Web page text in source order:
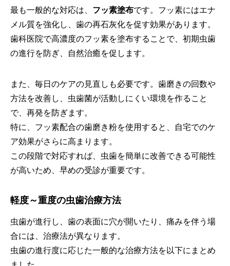
最も一般的な対応は、 フッ素塗布です。フッ素にはエナ
メル質を強化し、歯の再石灰化を促す効果があります。
歯科医院で高濃度のフッ素を塗布することで、初期虫歯
の進行を防ぎ、自然治癒を促します。
また、毎日のケアの見直しも必要です。歯磨きの回数や
方法を改善し、虫歯菌が活動しにくい環境を作ること
で、再発を防ぎます。
特に、フッ素配合の歯磨き粉を使用すると、自宅でのケ
ア効果がさらに高まります。
この段階で対応すれば、虫歯を簡単に改善できる可能性
が高いため、早めの受診が重要です。
軽度～重度の虫歯治療方法
虫歯が進行し、歯の表面に穴が開いたり、痛みを伴う場
合には、治療法が異なります。
虫歯の進行度に応じた一般的な治療方法を以下にまとめ